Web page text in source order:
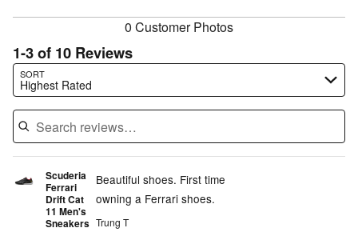
0 Customer Photos
1-3 of 10 Reviews
SORT
Highest Rated
Search reviews…
Scuderia
Ferrari
Drift Cat
11 Men's
Sneakers
Beautiful shoes. First time
owning a Ferrari shoes.
Trung T